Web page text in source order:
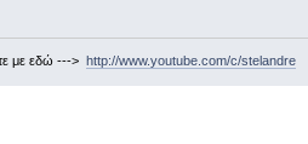
με εδώ ---> http://www.youtube.com/c/stelandre